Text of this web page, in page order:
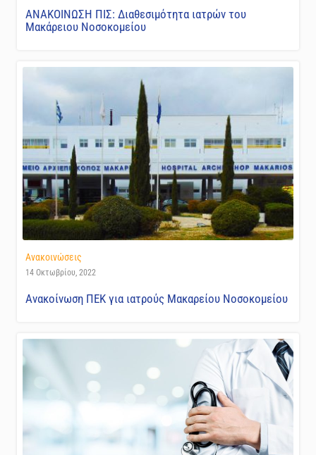
ΑΝΑΚΟΙΝΩΣΗ ΠΙΣ: Διαθεσιμότητα ιατρών του
Μακάρειου Νοσοκομείου
Ανακοινώσεις
14 Οκτωβρίου, 2022
Ανακοίνωση ΠΕΚ για ιατρούς Μακαρείου Νοσοκομείου